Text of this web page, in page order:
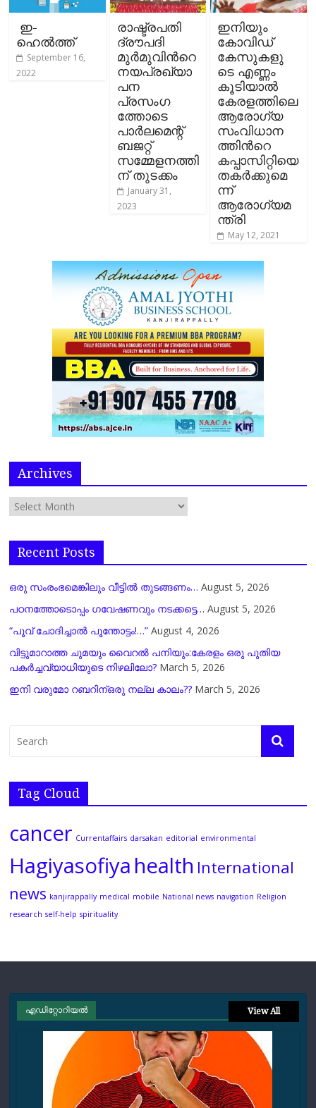
ഇ-
ഹെല്‍ത്ത്
September 16,
2022
രാഷ്ട്രപതി
ദ്രൗപദി
മുര്‍മുവിന്‍റെ
നയപ്രഖ്യാ
പന
പ്രസംഗ
ത്തോടെ
പാര്‍ലമെന്റ്
ബജറ്റ്
സമ്മേളനത്തി
ന് തുടക്കം
January 31,
2023
ഇനിയും
കോവിഡ്
കേസുകളു
ടെ എണ്ണം
കൂടിയാല്‍
കേരളത്തിലെ
ആരോഗ്യ
സംവിധാന
ത്തിന്‍റെ
കപ്പാസിറ്റിയെ
തകര്‍ക്കുമെ
ന്ന്
ആരോഗ്യമ
ന്ത്രി
May 12, 2021
Archives
Recent Posts
ഒരു സംരംഭമെങ്കിലും വീട്ടിൽ തുടങ്ങണം… August 5, 2026
പഠനത്തോടൊപ്പം ഗവേഷണവും നടക്കട്ടെ… August 5, 2026
“പൂവ് ചോദിച്ചാൽ പൂന്തോട്ടം!…” August 4, 2026
വിട്ടുമാറാത്ത ചുമയും വൈറല്‍ പനിയും:കേരളം ഒരു പുതിയ
പകര്‍ച്ചവ്യാധിയുടെ നിഴലിലോ? March 5, 2026
ഇനി വരുമോ റബറിന്ഒരു നല്ല കാലം?? March 5, 2026
Tag Cloud
cancer Currentaffairs darsakan editorial environmental
Hagiyasofiya health International
news kanjirappally medical mobile National news navigation Religion
research self-help spirituality
എഡിറ്റോറിയല്‍ View All